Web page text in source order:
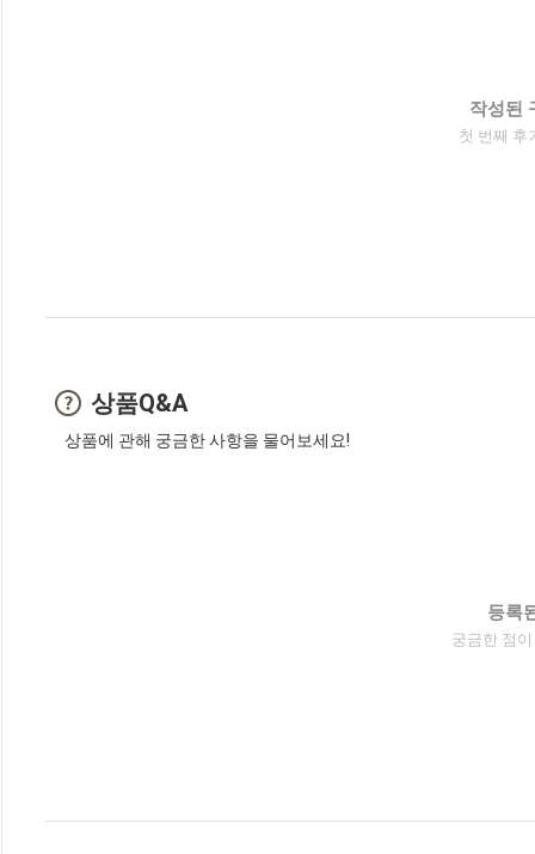
작성된
첫 번째 후
상품Q&A
상품에 관해 궁금한 사항을 물어보세요!
등록
궁금한 점